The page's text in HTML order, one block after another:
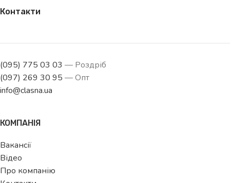
Контакти
(095) 775 03 03 — Роздріб
(097) 269 30 95 — Опт
info@clasna.ua
КОМПАНІЯ
Вакансії
Відео
Про компанію